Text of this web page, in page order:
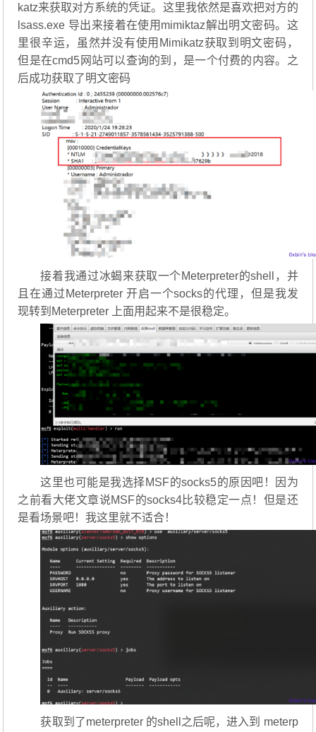
katz来获取对方系统的凭证。这里我依然是喜欢把对方的
lsass.exe 导出来接着在使用mimiktaz解出明文密码。这
里很辛运，虽然并没有使用Mimikatz获取到明文密码，
但是在cmd5网站可以查询的到，是一个付费的内容。之
后成功获取了明文密码
接着我通过冰蝎来获取一个Meterpreter的shell，并
且在通过Meterpreter 开启一个socks的代理，但是我发
现转到Meterpreter 上面用起来不是很稳定。
这里也可能是我选择MSF的socks5的原因吧！因为
之前看大佬文章说MSF的socks4比较稳定一点！但是还
是看场景吧！我这里就不适合！
获取到了meterpreter 的shell之后呢，进入到 meterp